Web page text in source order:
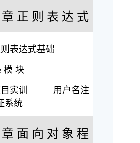
正 则 表 达 式
表达式基础
模 块
目实训 — — 用户名注
系统
面 向 对 象 程